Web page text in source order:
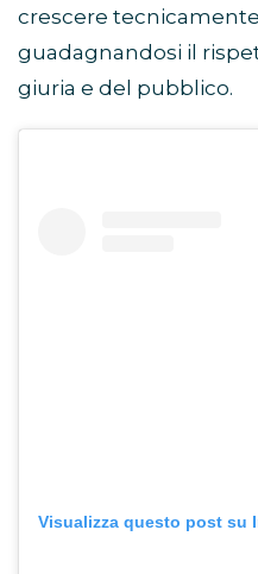
crescere
guadagnandosi il
giuria e del pubblico.
Visualizza questo post su